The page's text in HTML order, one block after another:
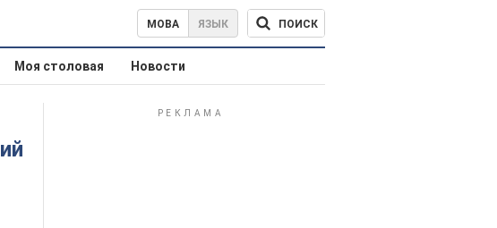
МОВА ЯЗЫК ПОИСК
Моя столовая Новости